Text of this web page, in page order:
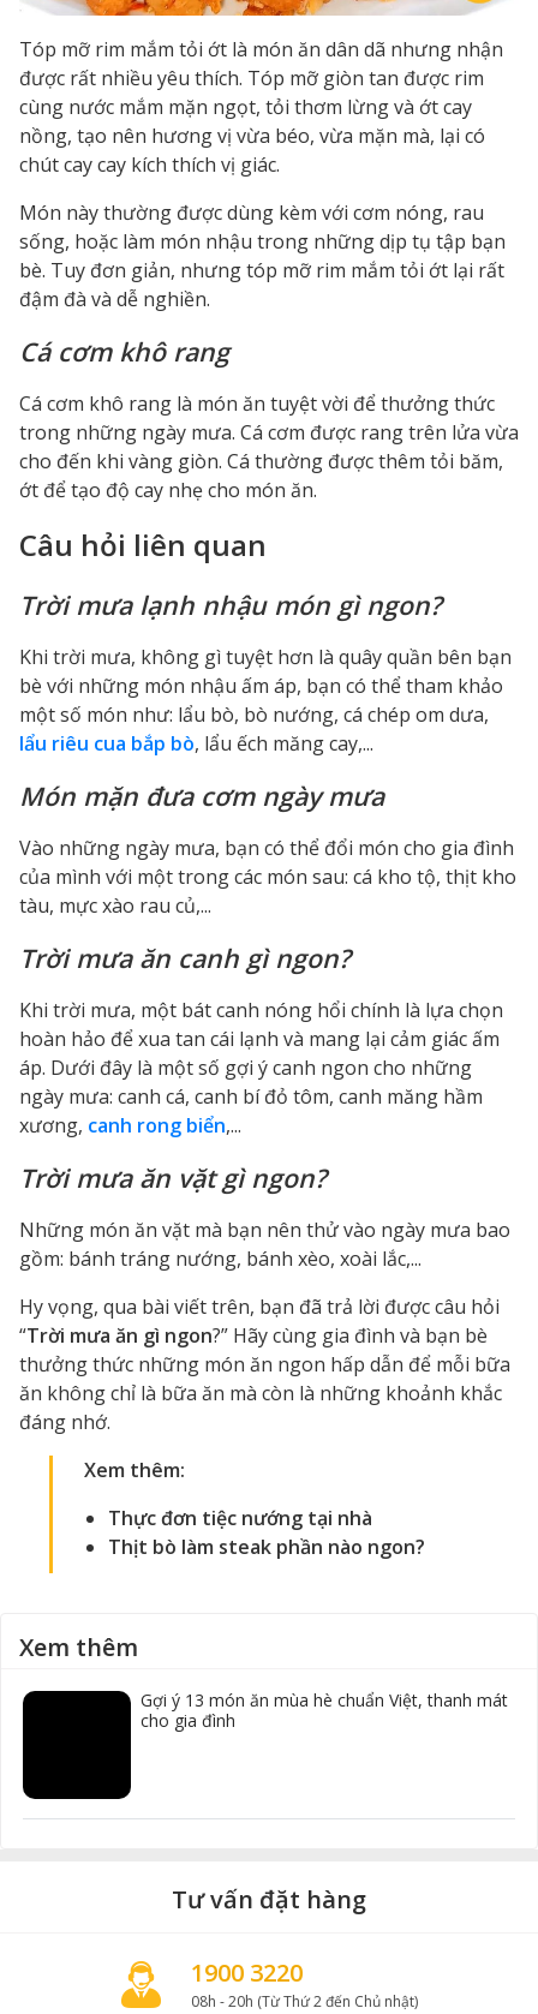
Tóp mỡ rim mắm tỏi ớt là món ăn dân dã nhưng nhận
được rất nhiều yêu thích. Tóp mỡ giòn tan được rim
cùng nước mắm mặn ngọt, tỏi thơm lừng và ớt cay
nồng, tạo nên hương vị vừa béo, vừa mặn mà, lại có
chút cay cay kích thích vị giác.
Món này thường được dùng kèm với cơm nóng, rau
sống, hoặc làm món nhậu trong những dịp tụ tập bạn
bè. Tuy đơn giản, nhưng tóp mỡ rim mắm tỏi ớt lại rất
đậm đà và dễ nghiền.
Cá cơm khô rang
Cá cơm khô rang là món ăn tuyệt vời để thưởng thức
trong những ngày mưa. Cá cơm được rang trên lửa vừa
cho đến khi vàng giòn. Cá thường được thêm tỏi băm,
ớt để tạo độ cay nhẹ cho món ăn.
Câu hỏi liên quan
Trời mưa lạnh nhậu món gì ngon?
Khi trời mưa, không gì tuyệt hơn là quây quần bên bạn
bè với những món nhậu ấm áp, bạn có thể tham khảo
một số món như: lẩu bò, bò nướng, cá chép om dưa,
lẩu riêu cua bắp bò, lẩu ếch măng cay,...
Món mặn đưa cơm ngày mưa
Vào những ngày mưa, bạn có thể đổi món cho gia đình
của mình với một trong các món sau: cá kho tộ, thịt kho
tàu, mực xào rau củ,...
Trời mưa ăn canh gì ngon?
Khi trời mưa, một bát canh nóng hổi chính là lựa chọn
hoàn hảo để xua tan cái lạnh và mang lại cảm giác ấm
áp. Dưới đây là một số gợi ý canh ngon cho những
ngày mưa: canh cá, canh bí đỏ tôm, canh măng hầm
xương, canh rong biển,...
Trời mưa ăn vặt gì ngon?
Những món ăn vặt mà bạn nên thử vào ngày mưa bao
gồm: bánh tráng nướng, bánh xèo, xoài lắc,...
Hy vọng, qua bài viết trên, bạn đã trả lời được câu hỏi
“Trời mưa ăn gì ngon?” Hãy cùng gia đình và bạn bè
thưởng thức những món ăn ngon hấp dẫn để mỗi bữa
ăn không chỉ là bữa ăn mà còn là những khoảnh khắc
đáng nhớ.
Xem thêm:
Thực đơn tiệc nướng tại nhà
Thịt bò làm steak phần nào ngon?
Xem thêm
Gợi ý 13 món ăn mùa hè chuẩn Việt, thanh mát
cho gia đình
Tư vấn đặt hàng
1900 3220
08h - 20h (Từ Thứ 2 đến Chủ nhật)